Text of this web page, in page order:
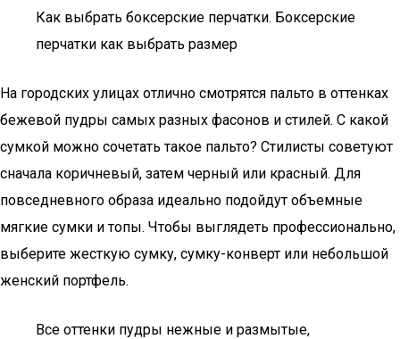
Как выбрать боксерские перчатки. Боксерские
перчатки как выбрать размер
На городских улицах отлично смотрятся пальто в оттенках
бежевой пудры самых разных фасонов и стилей. С какой
сумкой можно сочетать такое пальто? Стилисты советуют
сначала коричневый, затем черный или красный. Для
повседневного образа идеально подойдут объемные
мягкие сумки и топы. Чтобы выглядеть профессионально,
выберите жесткую сумку, сумку-конверт или небольшой
женский портфель.
Все оттенки пудры нежные и размытые,